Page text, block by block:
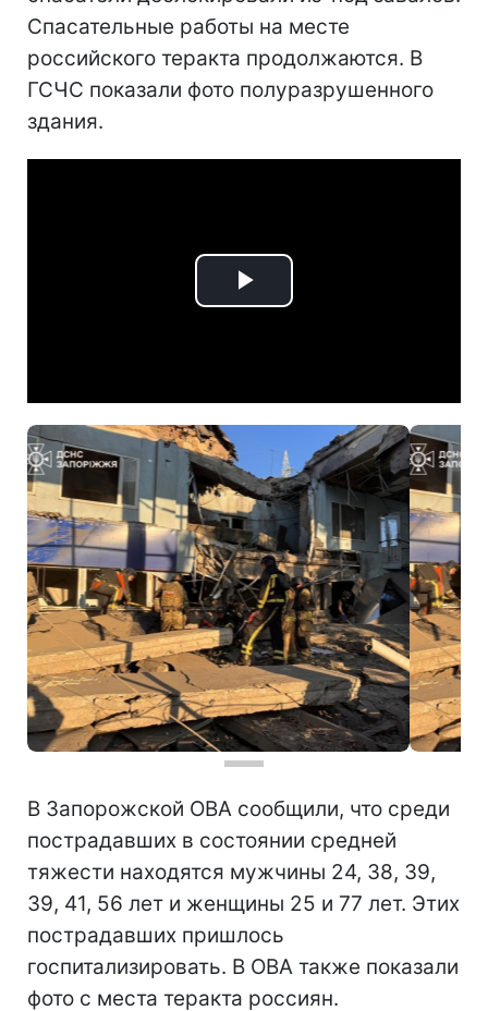
Спасательные работы на месте
российского теракта продолжаются. В
ГСЧС показали фото полуразрушенного
здания.
Play
В Запорожской ОВА сообщили, что среди
пострадавших в состоянии средней
тяжести находятся мужчины 24, 38, 39,
39, 41, 56 лет и женщины 25 и 77 лет. Этих
пострадавших пришлось
госпитализировать. В ОВА также показали
фото с места теракта россиян.